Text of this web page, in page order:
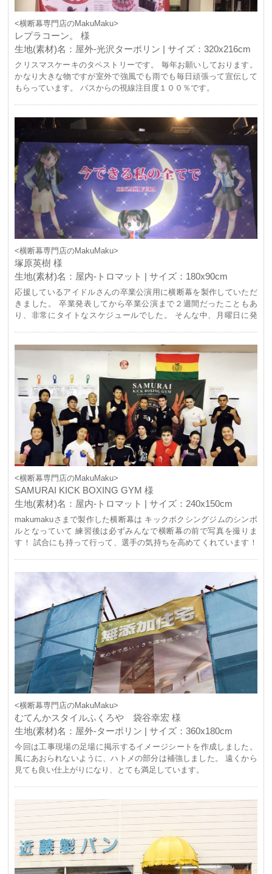
<横断幕専門店のMakuMaku>
レプラコーン。 様
生地(素材)名：屋外-光沢ターポリン | サイズ：320x216cm
クリスマスケーキのタペストリーです。 毎年お願いしております。
かなり大きな物ですが室外で強風でも雨でも毎日頑張って宣伝して
もらっています。 バスからの視線注目度１００％です。
<横断幕専門店のMakuMaku>
塚原英樹 様
生地(素材)名：屋内-トロマット | サイズ：180x90cm
応援しているアイドルさんの卒業公演用に横断幕を製作していただ
きました。 卒業発表してから卒業公演まで２週間だったこともあ
り、非常にタイトなスケジュールでした。 そんな中、月曜日に発
初回登録ポイントもあり価格は他の業者さんより群を抜いて安かっ
たです。印刷品質もばっちりです。 迎えた卒業公演でしたが、横断
幕の存在感がすごく、本人がとにかく喜んでくれました。 おかげさ
まで素敵な卒業公演を迎えることができました。 価格、納期、品質
どれをとっても文句のつけどころがありません。 本当にありがとう
ございました。
<横断幕専門店のMakuMaku>
SAMURAI KICK BOXING GYM 様
生地(素材)名：屋内-トロマット | サイズ：240x150cm
makumakuさまで製作した横断幕は キックボクシングジムのシンボ
ルとなっていて 練習後は必ずみんなで横断幕の前で写真を撮りま
す！ 試合にも持って行って、選手の気持ちを高めてくれています！
これからもお世話になります。
<横断幕専門店のMakuMaku>
むてんかスタイルふくろや 袋谷幸宏 様
生地(素材)名：屋外-ターポリン | サイズ：360x180cm
今回は工事現場の足場に掲示するイメージシートを作成しました。
風にあおられないように、ハトメの部分は補強しました。 遠くから
見ても良い仕上がりになり、とても満足しています。